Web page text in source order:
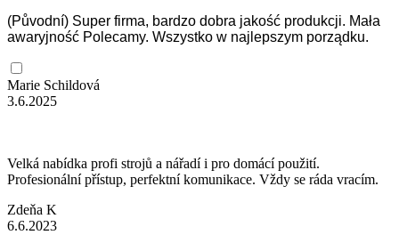
(Původní) Super firma, bardzo dobra jakość produkcji. Mała
awaryjność Polecamy. Wszystko w najlepszym porządku.
Marie Schildová
3.6.2025
Velká nabídka profi strojů a nářadí i pro domácí použití.
Profesionální přístup, perfektní komunikace. Vždy se ráda vracím.
Zdeňa K
6.6.2023